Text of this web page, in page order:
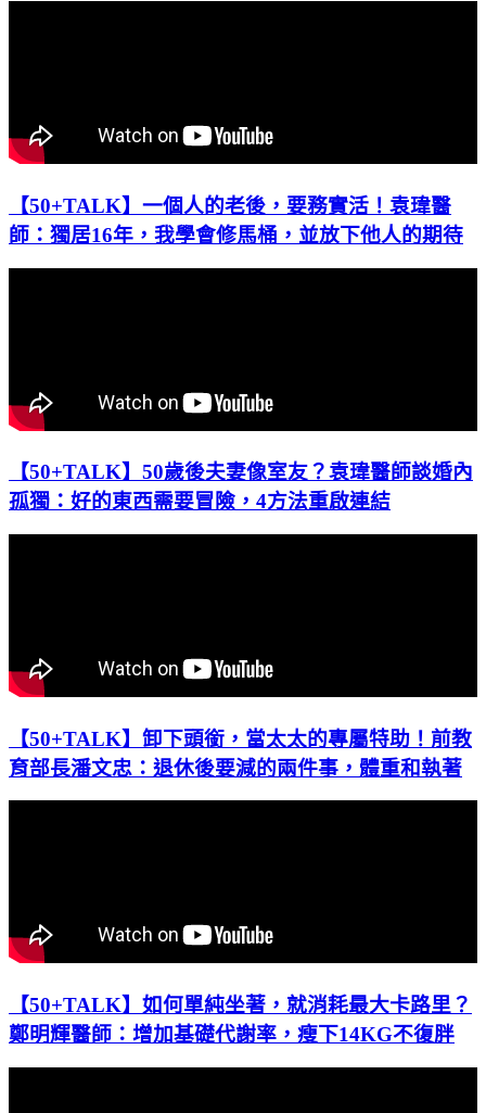
【50+TALK】一個人的老後，要務實活！袁瑋醫
師：獨居16年，我學會修馬桶，並放下他人的期待
【50+TALK】50歲後夫妻像室友？袁瑋醫師談婚內
孤獨：好的東西需要冒險，4方法重啟連結
【50+TALK】卸下頭銜，當太太的專屬特助！前教
育部長潘文忠：退休後要減的兩件事，體重和執著
【50+TALK】如何單純坐著，就消耗最大卡路里？
鄭明輝醫師：增加基礎代謝率，瘦下14KG不復胖